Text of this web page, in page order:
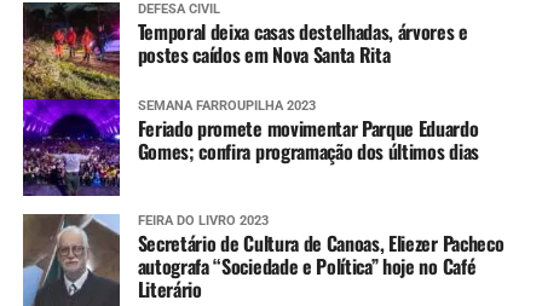
DEFESA CIVIL
Temporal deixa casas destelhadas, árvores e
postes caídos em Nova Santa Rita
SEMANA FARROUPILHA 2023
Feriado promete movimentar Parque Eduardo
Gomes; confira programação dos últimos dias
FEIRA DO LIVRO 2023
Secretário de Cultura de Canoas, Eliezer Pacheco
autografa “Sociedade e Política” hoje no Café
Literário